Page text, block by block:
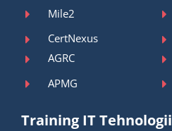
Mile2
CertNexus
AGRC
APMG
Training IT Tehnologii